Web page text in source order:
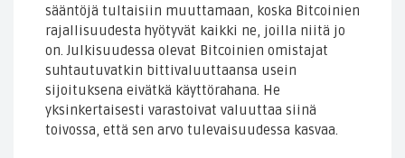
sääntöjä tultaisiin muuttamaan, koska Bitcoinien
rajallisuudesta hyötyvät kaikki ne, joilla niitä jo
on. Julkisuudessa olevat Bitcoinien omistajat
suhtautuvatkin bittivaluuttaansa usein
sijoituksena eivätkä käyttörahana. He
yksinkertaisesti varastoivat valuuttaa siinä
toivossa, että sen arvo tulevaisuudessa kasvaa.